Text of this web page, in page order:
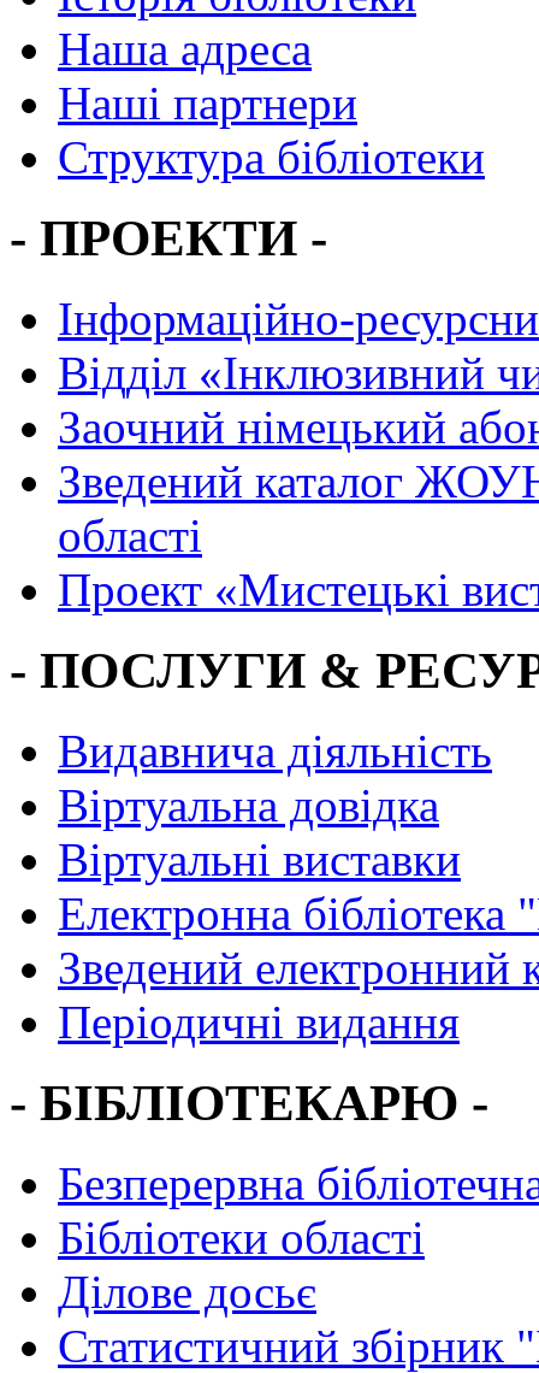
Наша адреса
Наші партнери
Структура бібліотеки
- ПРОЕКТИ -
Інформаційно-
Вiддiл «Інклюзивний
Заочний німецький
Зведений каталог
області
Проект «Мистецькі
- ПОСЛУГИ &
Видавнича діяльність
Віртуальна довідка
Віртуальні виставки
Електронна
Зведений електронний
Періодичні видання
- БІБЛІОТЕКАРЮ -
Безперервна
Бібліотеки області
Ділове досьє
Статистичний